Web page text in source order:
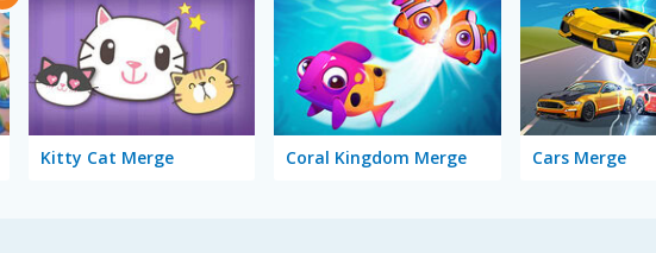
Kitty Cat Merge Coral Kingdom Merge Cars Merge